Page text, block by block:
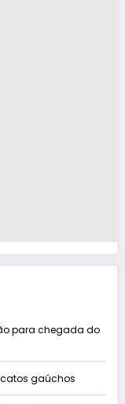
para chegada do
gaúchos